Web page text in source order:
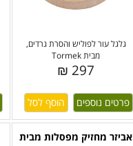
גלגל עור לפוליש והסרת גרדים,
מבית Tormek
297 ₪
פרטים נוספים
אביזר מחזיק מפסלות מבית